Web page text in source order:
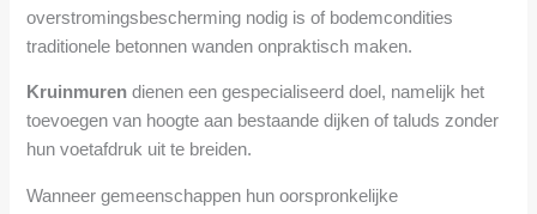
overstromingsbescherming nodig is of bodemcondities
traditionele betonnen wanden onpraktisch maken.
Kruinmuren dienen een gespecialiseerd doel, namelijk het
toevoegen van hoogte aan bestaande dijken of taluds zonder
hun voetafdruk uit te breiden.
Wanneer gemeenschappen hun oorspronkelijke